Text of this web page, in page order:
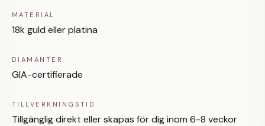
MATERIAL
18k guld eller platina
DIAMANTER
GIA-certifierade
TILLVERKNINGSTID
Tillgänglig direkt eller skapas för dig inom 6-8 veckor